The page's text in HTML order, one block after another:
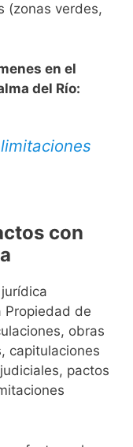
(zonas verdes,
en el
del Río:
con
Propiedad de
obras
capitulaciones
pactos